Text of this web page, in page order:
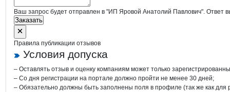
Ваш запрос будет отправлен в "ИП Яровой Анатолий Павлович". Ответ
Заказать
Правила публикации отзывов
Условия допуска
– Оставлять отзыв и оценку компаниям может только
– Со дня регистрации на портале должно пройти не менее 30 дней;
– Обязательно должны быть заполнены поля в профиле (так же как